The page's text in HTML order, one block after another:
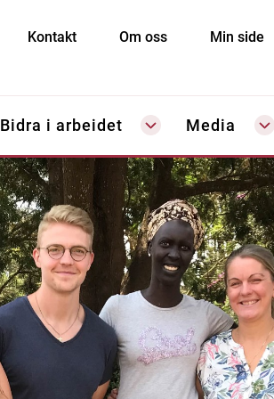
Kontakt Om oss Min side
Bidra i arbeidet Media